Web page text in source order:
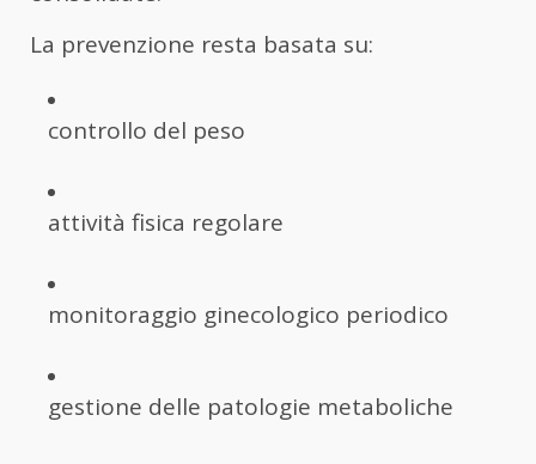
La prevenzione resta basata su:
controllo del peso
attività fisica regolare
monitoraggio ginecologico periodico
gestione delle patologie metaboliche